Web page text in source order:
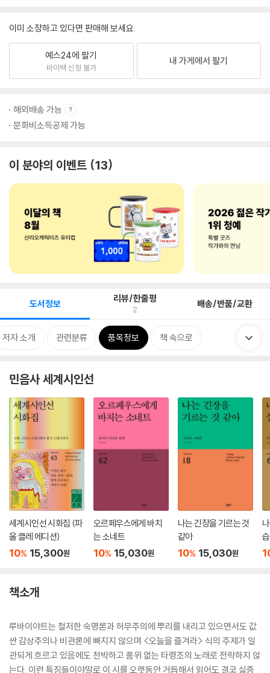
이미 소장하고 있다면 판매해 보세요.
예스24에 팔기
바이백 신청 불가
내 가게에서 팔기
해외배송 가능
문화비소득공제 가능
이 분야의 이벤트 13
도서정보 리뷰/한줄평
2 배송/반품/교환
저자 소개 관련분류 품목정보 책 속으로
민음사 세계시인선
세계시인선 시화집 (파
울 클레 에디션)
10% 15,300원
오르페우스에게 바치
는 소네트
10% 15,030원
나는 긴장을 기르는 것
같아
10% 15,030원
집
책소개
루바이야트는 철저한 숙명론과 허무주의에 뿌리를 내리고 있으면서도 값
싼 감상주의나 비관론에 빠지지 않으며 <오늘을 즐겨라> 식의 주제가 일
관되게 흐르고 있음에도 천박하고 품위 없는 타령조의 노래로 전락하지 않
는다. 이런 특징들이야말로 이 시를 오랫동안 거듭해서 읽어도 결코 싫증